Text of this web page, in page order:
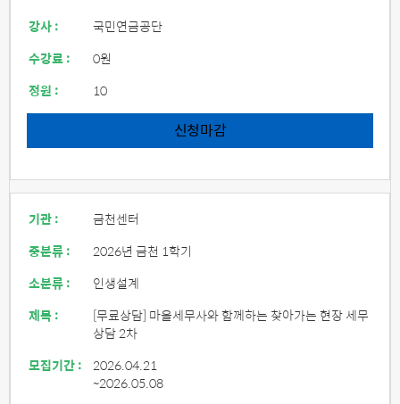
강사 :
국민연금공단
수강료 :
0원
정원 :
10
신청마감
기관 :
금천센터
중분류 :
2026년 금천 1학기
소분류 :
인생설계
제목 :
[무료상담] 마을세무사와 함께하는 찾아가는 현장 세무
상담 2차
모집기간 : 2026.04.21
~2026.05.08